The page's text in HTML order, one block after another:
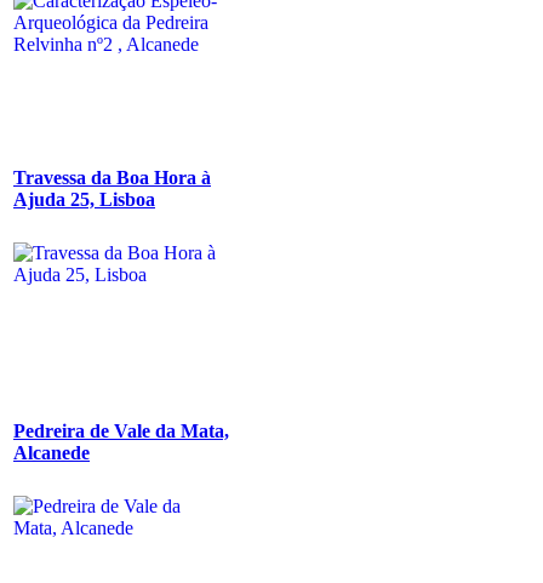
Travessa da Boa Hora à
Ajuda 25, Lisboa
Pedreira de Vale da Mata,
Alcanede